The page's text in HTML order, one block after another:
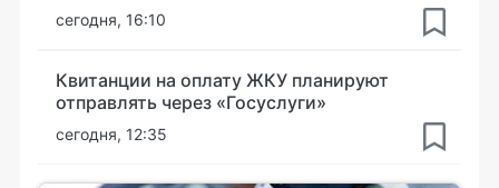
сегодня, 16:10
Квитанции на оплату ЖКУ планируют
отправлять через «Госуслуги»
сегодня, 12:35